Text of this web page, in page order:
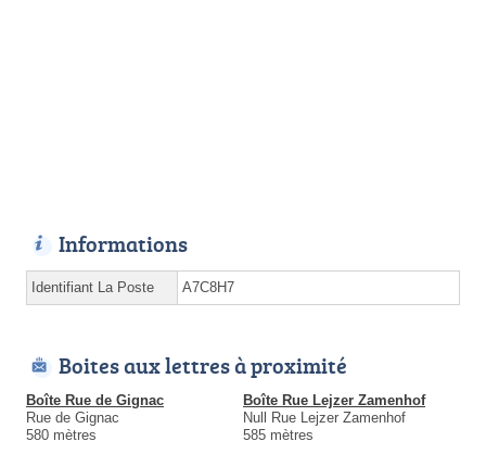
Informations
Identifiant La Poste A7C8H7
Boites aux lettres à proximité
Boîte Rue de Gignac
Rue de Gignac
580 mètres
Boîte Rue Lejzer Zamenhof
Null Rue Lejzer Zamenhof
585 mètres